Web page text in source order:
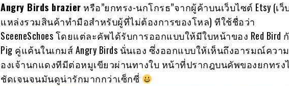
Angry Birds brazier หรือ”ยกทรง-นกโกรธ”จากผู้ค้าบนเว็บไซต์ Etsy (เ
แหล่งรวมสินค้าทำมือสำหรับผู้ที่ไม่ต้องการของโหล) ทีใช้ชื่อว่า
SceeneSchoes โดยแต่ละคัพได้รับการออกแบบให้มีใบหน้าของ Red Bird กั
Pig คู่แค้นในเกมส์ Angry Birds นั่นเอง ซึ่งออกแบบให้เห็นถึงอารมณ์ควา
องเจ้านกแดงทีมีต่อหมูเขียวผ่านทางใบ หน้าที่ปรากฎบนคัพของยกทรง
ชัดเจนจนมันดูน่ารักมากกว่าเซ็กซี่